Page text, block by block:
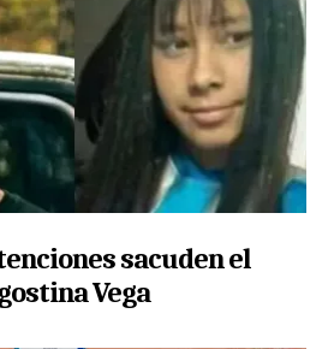
sacuden el
Vega